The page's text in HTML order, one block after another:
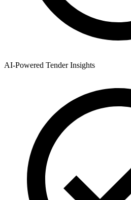
AI-Powered Tender Insights